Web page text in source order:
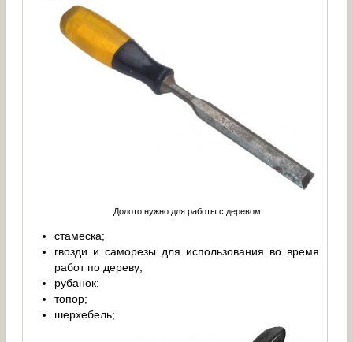
Долото нужно для работы с деревом
стамеска;
гвозди и саморезы для использования во время
работ по дереву;
рубанок;
топор;
шерхебель;